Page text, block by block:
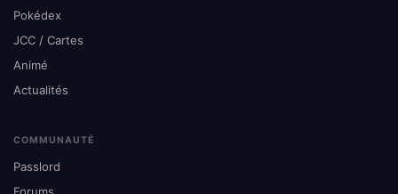
Pokédex
JCC / Cartes
Animé
Actualités
COMMUNAUTÉ
Passlord